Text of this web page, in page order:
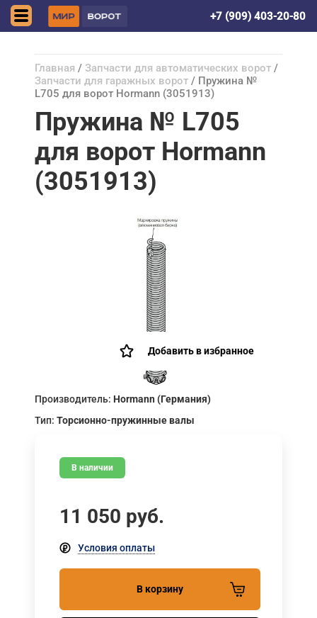
+7 (909) 403-20-80
Главная / Запчасти для автоматических ворот /
Запчасти для гаражных ворот / Пружина №
L705 для ворот Hormann (3051913)
Пружина № L705
для ворот Hormann
(3051913)
Добавить в избранное
Производитель: Hormann (Германия)
Тип: Торсионно-пружинные валы
В наличии
11 050 руб.
Условия оплаты
В корзину